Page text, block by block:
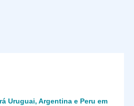
Uruguai, Argentina e Peru em